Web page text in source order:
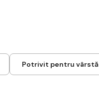
Potrivit pentru vârstă